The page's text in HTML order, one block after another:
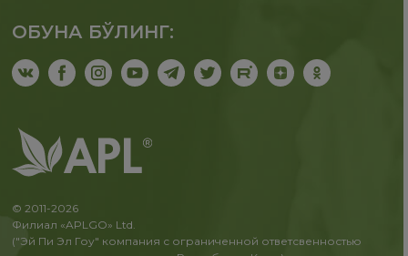
ОБУНА БЎЛИНГ:
© 2011-2026
Филиал «APLGO» Ltd.
("Эй Пи Эл Гоу" компания с ограниченной ответсвенностью